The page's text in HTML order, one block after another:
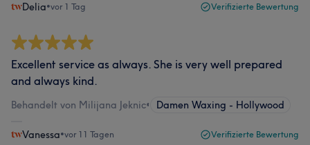
Delia•vor 1 Tag Verifizierte Bewertung
Excellent service as always. She is very well prepared
and always kind.
Behandelt von Milijana Jeknic• Damen Waxing - Hollywood
Vanessa•vor 11 Tagen Verifizierte Bewertung